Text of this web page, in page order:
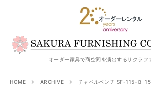
オーダー家具で商空間を演出するサクラフ
HOME ARCHIVE チャペルベンチ SF-115-Ｂ